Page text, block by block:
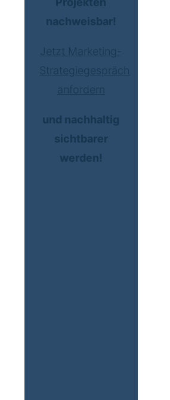
nachweisbar!
Jetzt Marketing-
Strategiegespräch
anfordern
und nachhaltig
sichtbarer
werden!